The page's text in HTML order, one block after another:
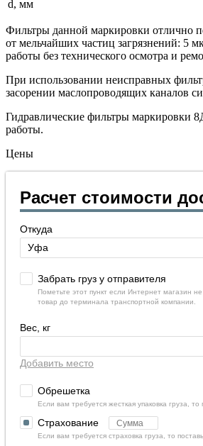
d, мм
Фильтры данной маркировки отлично
от мельчайших частиц загрязнений: 5
работы без технического осмотра и
При использовании неисправных
засорении маслопроводящих каналов
Гидравлические фильтры маркировки
работы.
Цены
Расчет стоимости
Откуда
Забрать груз у отправителя
Пометьте этот пункт если Интернет магазин
товар до терминала транспортной компании.
Вес, кг
Добавить место
Обрешетка
Если вам требуется жесткая упаковка груза, то
Страхование
Если вам требуется страховка груза, то